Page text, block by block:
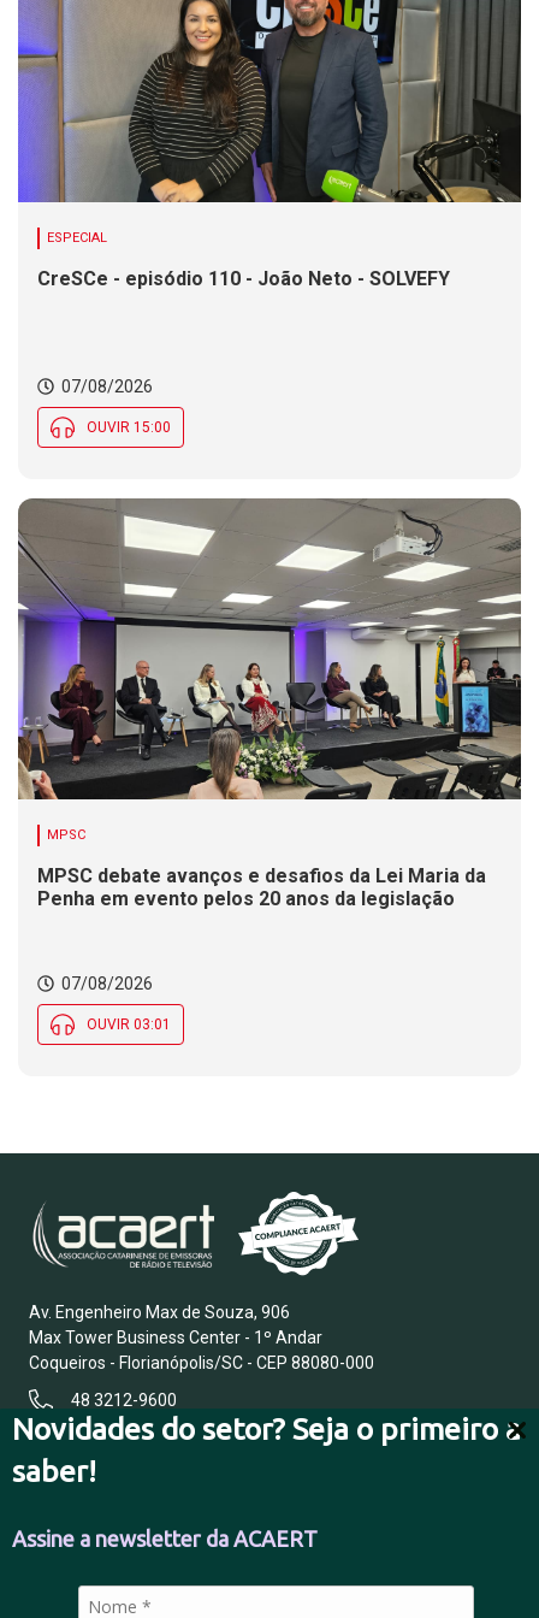
Novidades do setor? Seja o primeiro a
saber!
Assine a newsletter da ACAERT
ESPECIAL
CreSCe - episódio 110 - João Neto - SOLVEFY
07/08/2026
OUVIR 15:00
MPSC
MPSC debate avanços e desafios da Lei Maria da
Penha em evento pelos 20 anos da legislação
07/08/2026
OUVIR 03:01
Av. Engenheiro Max de Souza, 906
Max Tower Business Center - 1º Andar
Coqueiros - Florianópolis/SC - CEP 88080-000
48 3212-9600
FALE CONOSCO
POLÍTICA DE PRIVACIDADE